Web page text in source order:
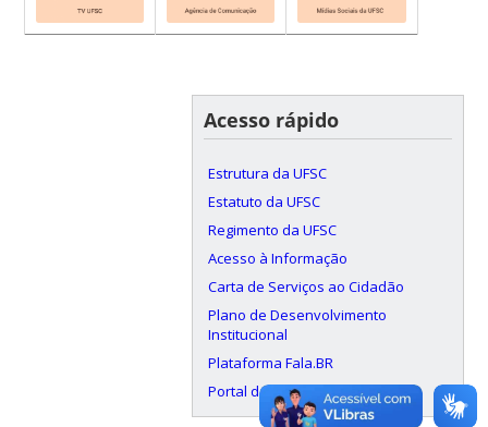
Acesso rápido
Estrutura da UFSC
Estatuto da UFSC
Regimento da UFSC
Acesso à Informação
Carta de Serviços ao Cidadão
Plano de Desenvolvimento
Institucional
Plataforma Fala.BR
Portal da Transparência CGU